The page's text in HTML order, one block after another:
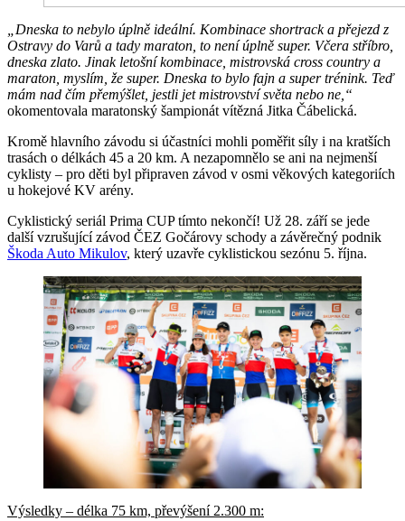
„Dneska to nebylo úplně ideální. Kombinace shortrack a přejezd z
Ostravy do Varů a tady maraton, to není úplně super. Včera stříbro,
dneska zlato. Jinak letošní kombinace, mistrovská cross country a
maraton, myslím, že super. Dneska to bylo fajn a super trénink. Teď
mám nad čím přemýšlet, jestli jet mistrovství světa nebo ne,“
okomentovala maratonský šampionát vítězná Jitka Čábelická.
Kromě hlavního závodu si účastníci mohli poměřit síly i na kratších
trasách o délkách 45 a 20 km. A nezapomnělo se ani na nejmenší
cyklisty – pro děti byl připraven závod v osmi věkových kategoriích
u hokejové KV arény.
Cyklistický seriál Prima CUP tímto nekončí! Už 28. září se jede
další vzrušující závod ČEZ Gočárovy schody a závěrečný podnik
Škoda Auto Mikulov, který uzavře cyklistickou sezónu 5. října.
Výsledky – délka 75 km, převýšení 2.300 m: